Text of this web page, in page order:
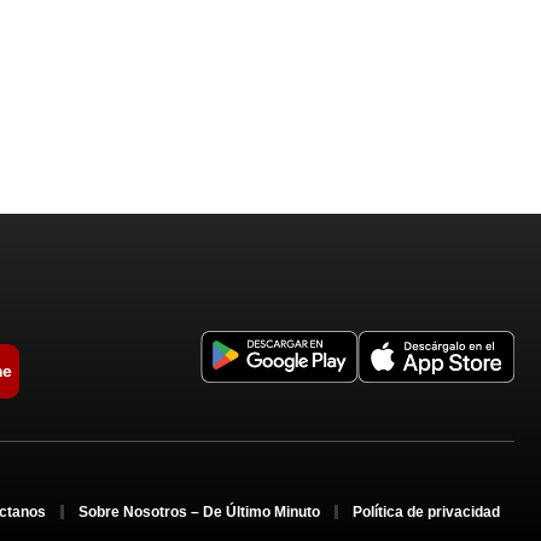
Sobre Nosotros – De Último Minuto Política de privacidad